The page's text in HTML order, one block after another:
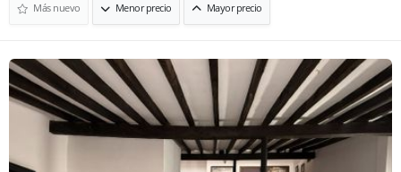
Más nuevo Menor precio Mayor precio